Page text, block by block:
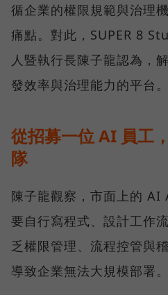
循企業的權限規範與治理
痛點。對此，SUPER 8
人暨執行長陳子龍認為，
發效率與治理能力的平台。
從招募一位 AI 員工
隊
陳子龍觀察，市面上的
要自行寫程式、設計工作
乏權限管理、流程控管與
導致企業無法大規模部署。